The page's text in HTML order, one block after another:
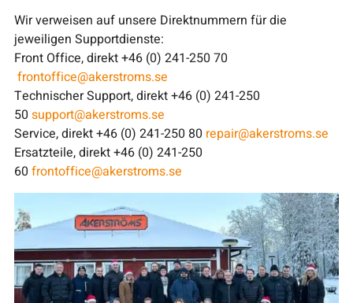
Wir verweisen auf unsere Direktnummern für die
jeweiligen Supportdienste:
Front Office, direkt +46 (0) 241-250 70
frontoffice@akerstroms.se
Technischer Support, direkt +46 (0) 241-250
50 support@akerstroms.se
Service, direkt +46 (0) 241-250 80 repair@akerstroms.se
Ersatzteile, direkt +46 (0) 241-250
60 frontoffice@akerstroms.se